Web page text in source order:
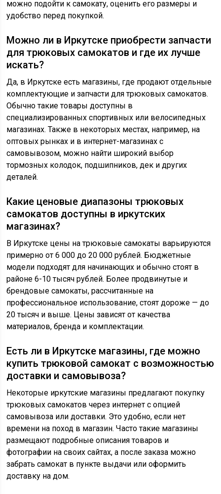
можно подойти к самокату, оценить его размеры и
удобство перед покупкой.
Можно ли в Иркутске приобрести запчасти
для трюковых самокатов и где их лучше
искать?
Да, в Иркутске есть магазины, где продают отдельные
комплектующие и запчасти для трюковых самокатов.
Обычно такие товары доступны в
специализированных спортивных или велосипедных
магазинах. Также в некоторых местах, например, на
оптовых рынках и в интернет-магазинах с
самовывозом, можно найти широкий выбор
тормозных колодок, подшипников, дек и других
деталей.
Какие ценовые диапазоны трюковых
самокатов доступны в иркутских
магазинах?
В Иркутске цены на трюковые самокаты варьируются
примерно от 6 000 до 20 000 рублей. Бюджетные
модели подходят для начинающих и обычно стоят в
районе 6-10 тысяч рублей. Более продвинутые и
брендовые самокаты, рассчитанные на
профессиональное использование, стоят дороже — до
20 тысяч и выше. Цены зависят от качества
материалов, бренда и комплектации.
Есть ли в Иркутске магазины, где можно
купить трюковой самокат с возможностью
доставки и самовывоза?
Некоторые иркутские магазины предлагают покупку
трюковых самокатов через интернет с опцией
самовывоза или доставки. Это удобно, если нет
времени на поход в магазин. Часто такие магазины
размещают подробные описания товаров и
фотографии на своих сайтах, а после заказа можно
забрать самокат в пункте выдачи или оформить
доставку на дом.